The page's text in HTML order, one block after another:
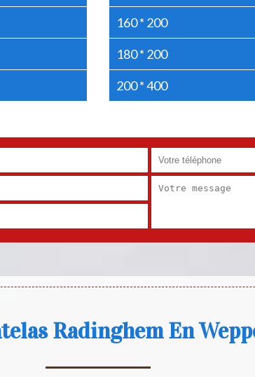
160 * 200
180 * 200
200 * 400
Radinghem En